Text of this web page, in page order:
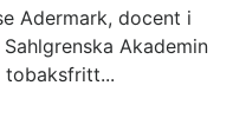
Adermark, docent i
Akademin
tobaksfritt...